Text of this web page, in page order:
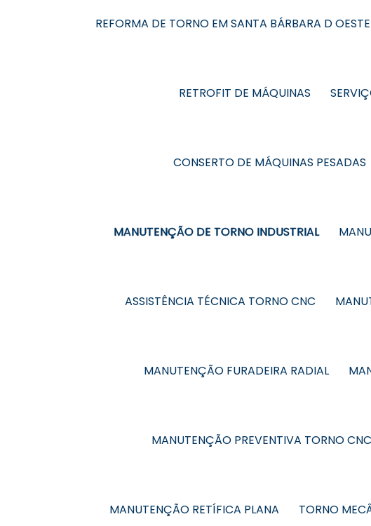
REFORMA DE TORNO EM SANTA BÁRBARA D OESTE
RETROFIT DE MÁQUINAS
CONSERTO DE MÁQUINAS PESADAS
MANUTENÇÃO DE TORNO INDUSTRIAL
ASSISTÊNCIA TÉCNICA TORNO CNC
MANUTENÇÃO FURADEIRA RADIAL
MANUTENÇÃO PREVENTIVA TORNO CNC
MANUTENÇÃO RETÍFICA PLANA TORNO